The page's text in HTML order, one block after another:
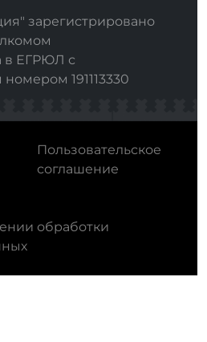
зарегистрировано
в ЕГРЮЛ с
191113330
Пользовательское
соглашение
обработки